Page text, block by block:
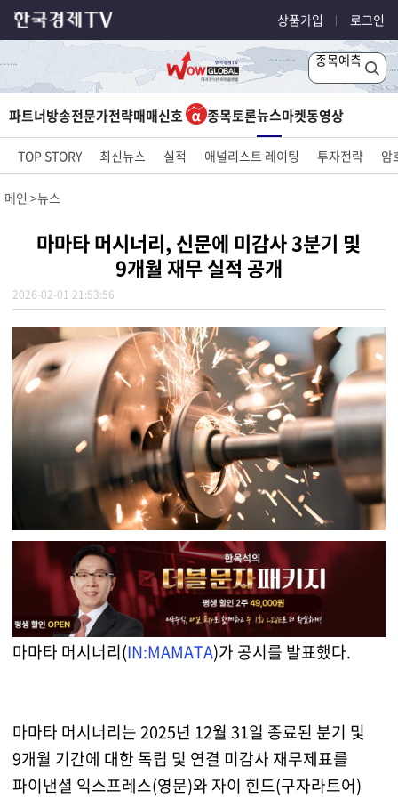
상품가입 로그인
종목예측
파트너방송전문가전략매매신호 종목토론뉴스마켓동영상
TOP STORY 최신뉴스 실적 애널리스트 레이팅 투자전략 암
메인 뉴스
마마타 머시너리, 신문에 미감사 3분기 및
9개월 재무 실적 공개
2026-02-01 21:53:56
마마타 머시너리(IN:MAMATA)가 공시를 발표했다.
마마타 머시너리는 2025년 12월 31일 종료된 분기 및
9개월 기간에 대한 독립 및 연결 미감사 재무제표를
파이낸셜 익스프레스(영문)와 자이 힌드(구자라트어)